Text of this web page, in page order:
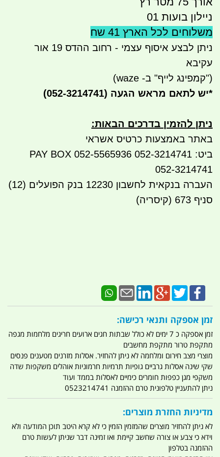
ניילון בועות 01
משלוחים לכל הארץ 41 שח
ניתן לבצע איסוף עצמי - רחוב ההדס 19 אור
עקיבא
("קמפינג לייף" ב- waze)
*יש לתאם מראש הגעה (052-3214741)
ניתן להזמין בדרכים הבאות:
באתר באמצעות כרטיס אשראי
ביט: 052-3214741 052-5565936 PAY BOX
052-3214741
העברה בנקאית לחשבון 12230 בנק הפועלים (12)
סניף 673 (קיסריה)
זמן אספקה ותנאי רכישה:
זמן אספקה כ 7 ימים לא כולל שבתות חגים ארועים חריגים מלחמות מגפה
מתקפת טרור מתקפת מחשבים
מוצרי מצב חירום ומלחמה לא ניתן להחזיר. אסלות מזרנים מטענים פנסים
שקי שינה אסלות גרביים גופיות תרמיות חרמוניות אוהלים משקפות שדה
משקפי מגן כפפות חומרים כימיים לאסלות בממד ועוד
ניתן להתעניין טלפונית טרם ההזמנה 0523214741
מדיניות החזרת מוצרים:
לא ניתן להחזיר מוצרים שהמזמין הזמין כי לא קרא היטב תוכן המודעה ולא
וידא כי צבע או צורה שחשב קיימת ואו זמינה דבר שניתן לעשות טרם
ההזמנה בטלפון